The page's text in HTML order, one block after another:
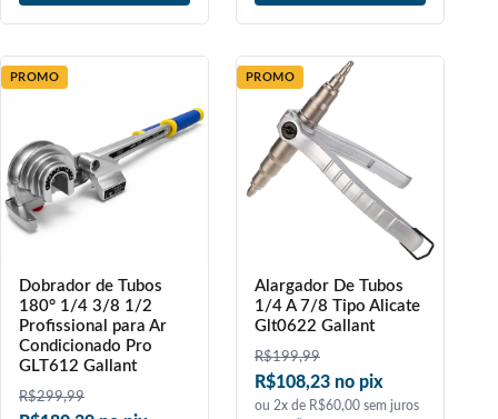
PROMO
Dobrador de Tubos
180° 1/4 3/8 1/2
Profissional para Ar
Condicionado Pro
GLT612 Gallant
R$299,99
PROMO
Alargador De Tubos
1/4 A 7/8 Tipo Alicate
Glt0622 Gallant
R$199,99
R$108,23 no pix
ou 2x de R$60,00 sem juros